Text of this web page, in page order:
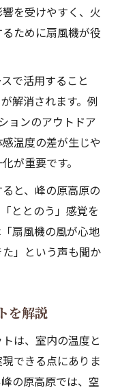
の関係性
サウナ活用法
る扇風機テクニ
新しい楽しみ方
ウナの扇風機活
与える影響とは
機の関係性
ラックス効果
効果を解説
科学的根拠
風機を試そう
果的に調整
が有効な理由
を受けやすく、火
ために扇風機が役
で活用すること
解消されます。例
ョンのアウトドア
温度の差が生じや
が重要です。
と、峰の原高原の
ととのう」感覚を
扇風機の風が心地
」という声も聞か
を解説
は、室内の温度と
できる点にありま
の原高原では、空